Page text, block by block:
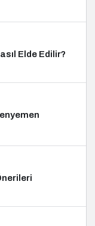
Elde Edilir?